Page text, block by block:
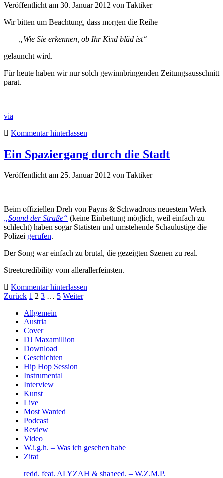
Veröffentlicht am 30. Januar 2012 von Taktiker
Wir bitten um Beachtung, dass morgen die Reihe
„Wie Sie erkennen, ob Ihr Kind bläd ist“
gelauncht wird.
Für heute haben wir nur solch gewinnbringenden Zeitungsausschnitt
parat.
via
Kommentar hinterlassen
Ein Spaziergang durch die Stadt
Veröffentlicht am 25. Januar 2012 von Taktiker
Beim offiziellen Dreh von Payns & Schwadrons neuestem Werk
„Sound der Straße“ (keine Einbettung möglich, weil einfach zu
schlecht) haben sogar Statisten und umstehende Schaulustige die
Polizei gerufen.
Der Song war einfach zu brutal, die gezeigten Szenen zu real.
Streetcredibility vom allerallerfeinsten.
Kommentar hinterlassen
Seitennummerierung
der
Beiträge
Zurück 1 2 3 … 5 Weiter
Sidebar
Allgemein
Austria
Cover
DJ Maxamillion
Download
Geschichten
Hip Hop Session
Instrumental
Interview
Kunst
Live
Most Wanted
Podcast
Review
Video
W.i.g.h. – Was ich gesehen habe
Zitat
redd. feat. ALYZAH & shaheed. – W.Z.M.P.